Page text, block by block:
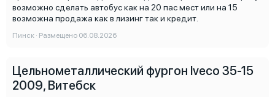
возможно сделать автобус как на 20 пас мест или на 15
возможна продажа как в лизинг так и кредит.
Пинск · Размещено 06.08.2026
Цельнометаллический фургон Iveco 35-15
2009, Витебск